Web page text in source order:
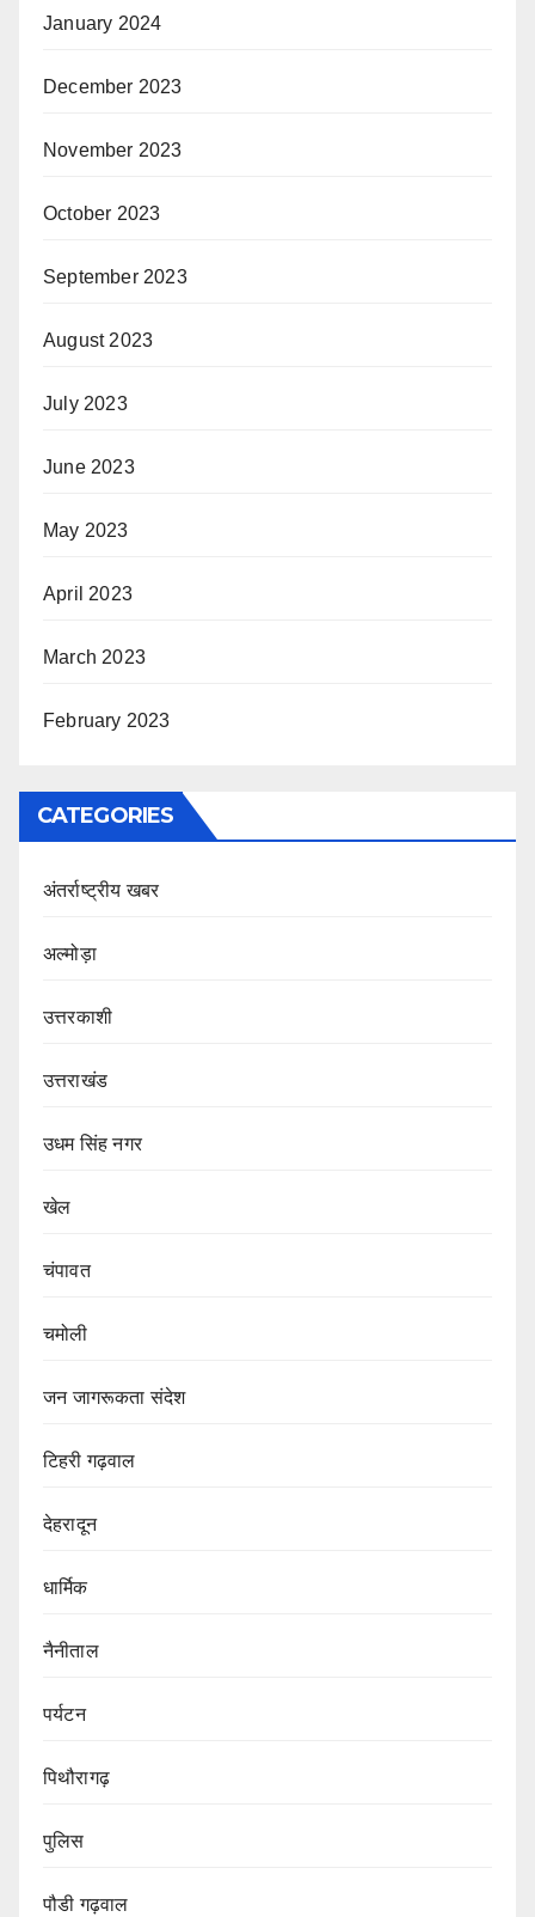
January 2024
December 2023
November 2023
October 2023
September 2023
August 2023
July 2023
June 2023
May 2023
April 2023
March 2023
February 2023
CATEGORIES
अंतर्राष्ट्रीय खबर
अल्मोड़ा
उत्तरकाशी
उत्तराखंड
उधम सिंह नगर
खेल
चंपावत
चमोली
जन जागरूकता संदेश
टिहरी गढ़वाल
देहरादून
धार्मिक
नैनीताल
पर्यटन
पिथौरागढ़
पुलिस
पौडी गढ़वाल